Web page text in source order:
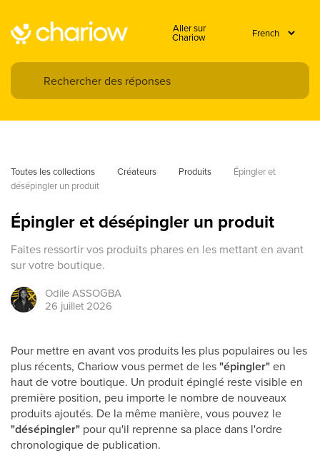
Aller sur
Chariow
Toutes les collections Créateurs Produits
Épingler et
désépingler un produit
Épingler et désépingler un produit
Faites ressortir vos produits phares en les mettant en avant
sur votre boutique.
OdileASSOGBA
26 juillet 2026
Pour mettre en avant vos produits les plus populaires ou les
plus récents, Chariow vous permet de les"épingler"en
haut de votre boutique. Un produit épinglé reste visible en
première position, peu importe le nombre de nouveaux
produits ajoutés. De la même manière, vous pouvez le
"désépingler" pour qu'il reprenne sa place dans l'ordre
chronologique de publication.